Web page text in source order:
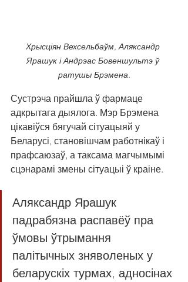
Хрысціян Вехсельбаўм, Аляксандр
Ярашук і Андрэас Бовеншультэ ў
ратушы Брэмена.
Сустрэча прайшла ў фармаце
адкрытага дыялога. Мэр Брэмена
цікавіўся бягучай сітуацыяй у
Беларусі, становішчам работнікаў і
прафсаюзаў, а таксама магчымымі
сцэнарамі змены сітуацыі ў краіне.
Аляксандр Ярашук
падрабязна распавёў пра
ўмовы ўтрымання
палітычных зняволеных у
беларускіх турмах, адносінах